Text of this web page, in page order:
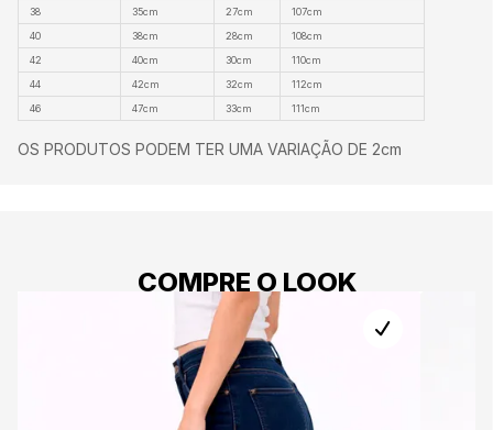
38
35cm 27cm
107cm
40
38cm 28cm
108cm
42
40cm 30cm
110cm
44
42cm 32cm
112cm
46
47cm 33cm 111cm
OS PRODUTOS PODEM TER UMA VARIAÇÃO DE 2cm
COMPRE O LOOK